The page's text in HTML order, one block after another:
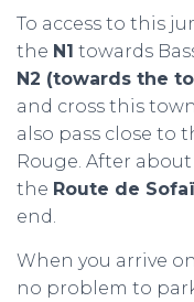
To access to this
the N1 towards
N2 (towards the
and cross this
also pass close to
Rouge. After
the Route de
end.
When you arrive
no problem to